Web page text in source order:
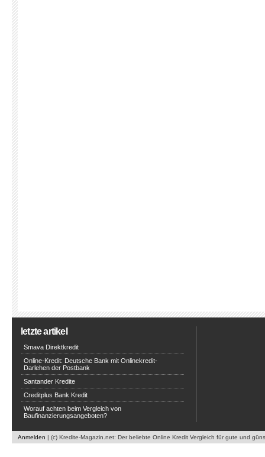
letzte artikel
Smava Direktkredit
Online-Kredit: Deutsche Bank mit Onlinekredit-
Darlehen der Postbank
Santander Kredite
Creditplus Bank Kredit
Worauf achten beim Vergleich von
Baufinanzierungsangeboten?
Anmelden | (c) Kredite-Magazin.net: Der beliebte Online Kredit Vergleich für gute und